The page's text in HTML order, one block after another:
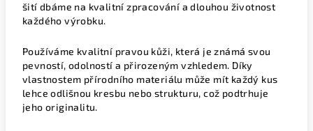
šití dbáme na kvalitní zpracování a dlouhou životnost
každého výrobku.
Používáme kvalitní pravou kůži, která je známá svou
pevností, odolností a přirozeným vzhledem. Díky
vlastnostem přírodního materiálu může mít každý kus
lehce odlišnou kresbu nebo strukturu, což podtrhuje
jeho originalitu.